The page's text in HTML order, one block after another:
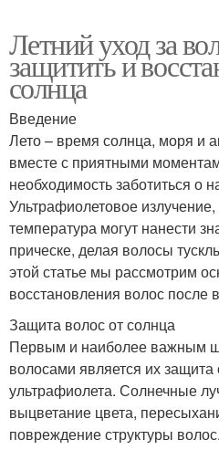
Летний уход за
защитить и
солнца
Введение
Лето – время солнца, моря и
вместе с приятными
необходимость заботиться о
Ультрафиолетовое
температура могут нанести
прическе, делая волосы
этой статье мы рассмотрим
восстановления волос после
Защита волос от солнца
Первым и наиболее важным
волосами является их защита
ультрафиолета. Солнечные
выцветание цвета,
повреждение структуры волос.